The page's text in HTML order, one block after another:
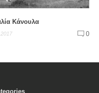
Κάνουλα
0